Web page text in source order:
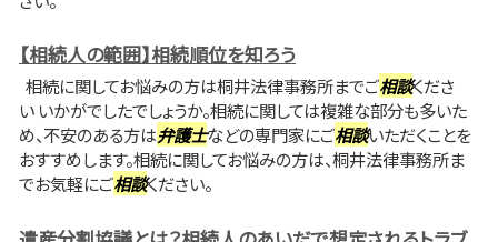
【相続人の範囲】相続順位を知ろう
相続に関してお悩みの方は桐井法律事務所までご相談くださ
い いかがでしたでしょうか。相続に関しては複雑な部分も多いた
め、不安のある方は弁護士などの専門家にご相談いただくことを
おすすめします。相続に関してお悩みの方は、桐井法律事務所ま
でお気軽にご相談ください。